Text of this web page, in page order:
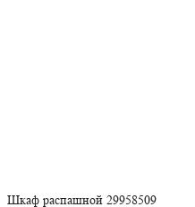
Шкаф распашной 29958509